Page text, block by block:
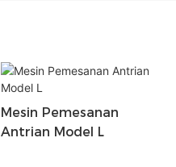
Mesin Pemesanan
Antrian Model L